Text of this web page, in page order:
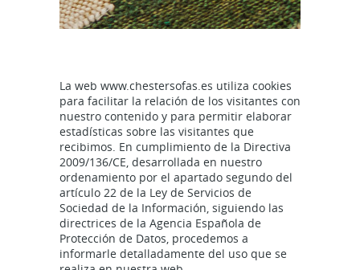
La web www.chestersofas.es utiliza cookies
para facilitar la relación de los visitantes con
nuestro contenido y para permitir elaborar
estadísticas sobre las visitantes que
recibimos. En cumplimiento de la Directiva
2009/136/CE, desarrollada en nuestro
ordenamiento por el apartado segundo del
artículo 22 de la Ley de Servicios de
Sociedad de la Información, siguiendo las
directrices de la Agencia Española de
Protección de Datos, procedemos a
informarle detalladamente del uso que se